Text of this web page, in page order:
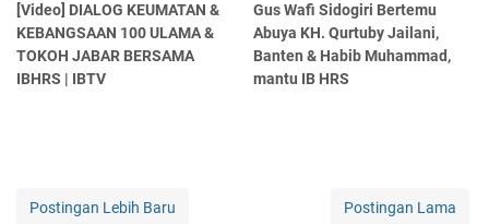
[Video] DIALOG KEUMATAN &
KEBANGSAAN 100 ULAMA &
TOKOH JABAR BERSAMA
IBHRS | IBTV
Gus Wafi Sidogiri Bertemu
Abuya KH. Qurtuby Jailani,
Banten & Habib Muhammad,
mantu IB HRS
Postingan Lebih Baru Postingan Lama